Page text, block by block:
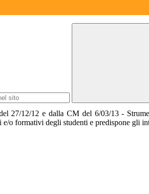
27/12/12 e dalla CM del 6/03/13 -
o formativi degli studenti e predispone gli